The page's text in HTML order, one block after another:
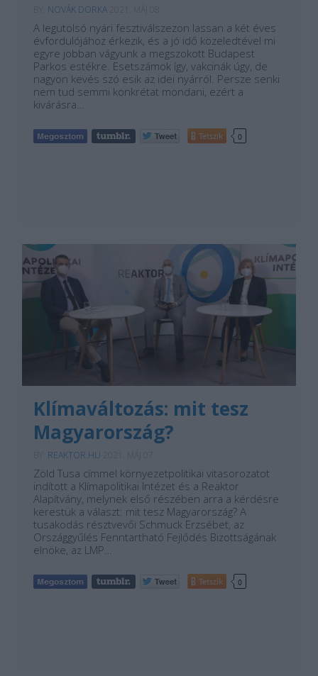
NOVÁK DORKA
A legutolsó nyári fesztiválszezon lassan a két éves
évfordulójához érkezik, és a jó idő közeledtével mi
egyre jobban vágyunk a megszokott Budapest
Parkos estékre. Esetszámok így, vakcinák úgy, de
nagyon kevés szó esik az idei nyárról. Persze senki
nem tud semmi konkrétat mondani, ezért a
kivárásra…
Tetszik 0
Klímaváltozás: mit tesz
Magyarország?
REAKTOR.HU
Zöld Tusa címmel környezetpolitikai vitasorozatot
indított a Klímapolitikai Intézet és a Reaktor
Alapítvány, melynek első részében arra a kérdésre
kerestük a választ: mit tesz Magyarország? A
tusakodás résztvevői Schmuck Erzsébet, az
Országgyűlés Fenntartható Fejlődés Bizottságának
elnöke, az LMP…
Tetszik 0